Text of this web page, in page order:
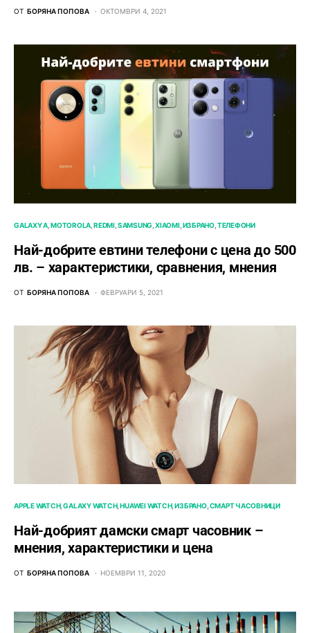
ОТ БОРЯНА ПОПОВА ОКТОМВРИ 4, 2021
GALAXY A MOTOROLA REDMI SAMSUNG XIAOMI ИЗБРАНО ТЕЛЕФОНИ
Най-добрите евтини телефони с ценa до 500
лв. – характeристики, сравнения, мнения
ОТ БОРЯНА ПОПОВА ФЕВРУАРИ 5, 2021
APPLE WATCH GALAXY WATCH HUAWEI WATCH ИЗБРАНО СМАРТ ЧАСОВНИЦИ
Най-добрият дамски смарт часовник –
мнения, характеристики и цена
ОТ БОРЯНА ПОПОВА НОЕМВРИ 11, 2020